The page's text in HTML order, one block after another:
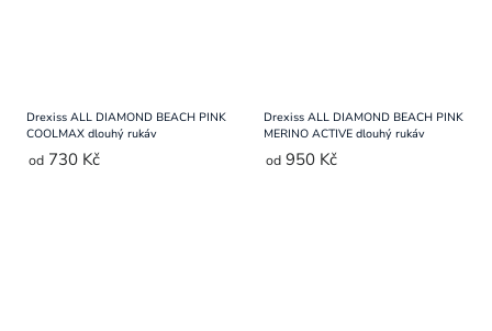
Drexiss ALL DIAMOND BEACH PINK
COOLMAX dlouhý rukáv
od 730 Kč
Drexiss ALL DIAMOND BEACH PINK
MERINO ACTIVE dlouhý rukáv
od 950 Kč